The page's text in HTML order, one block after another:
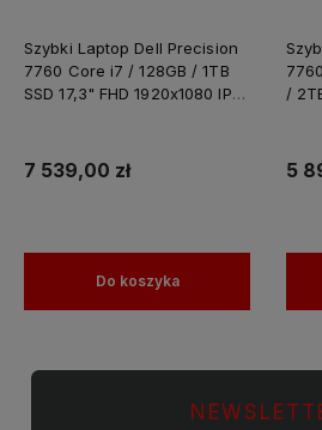
Szybki Laptop Dell Precision
7760 Core i7 / 128GB / 1TB
SSD 17,3" FHD 1920x1080 IPS
Laptop do Grafiki
Projektowania
7 539,00 zł
Do koszyka
/
11
5